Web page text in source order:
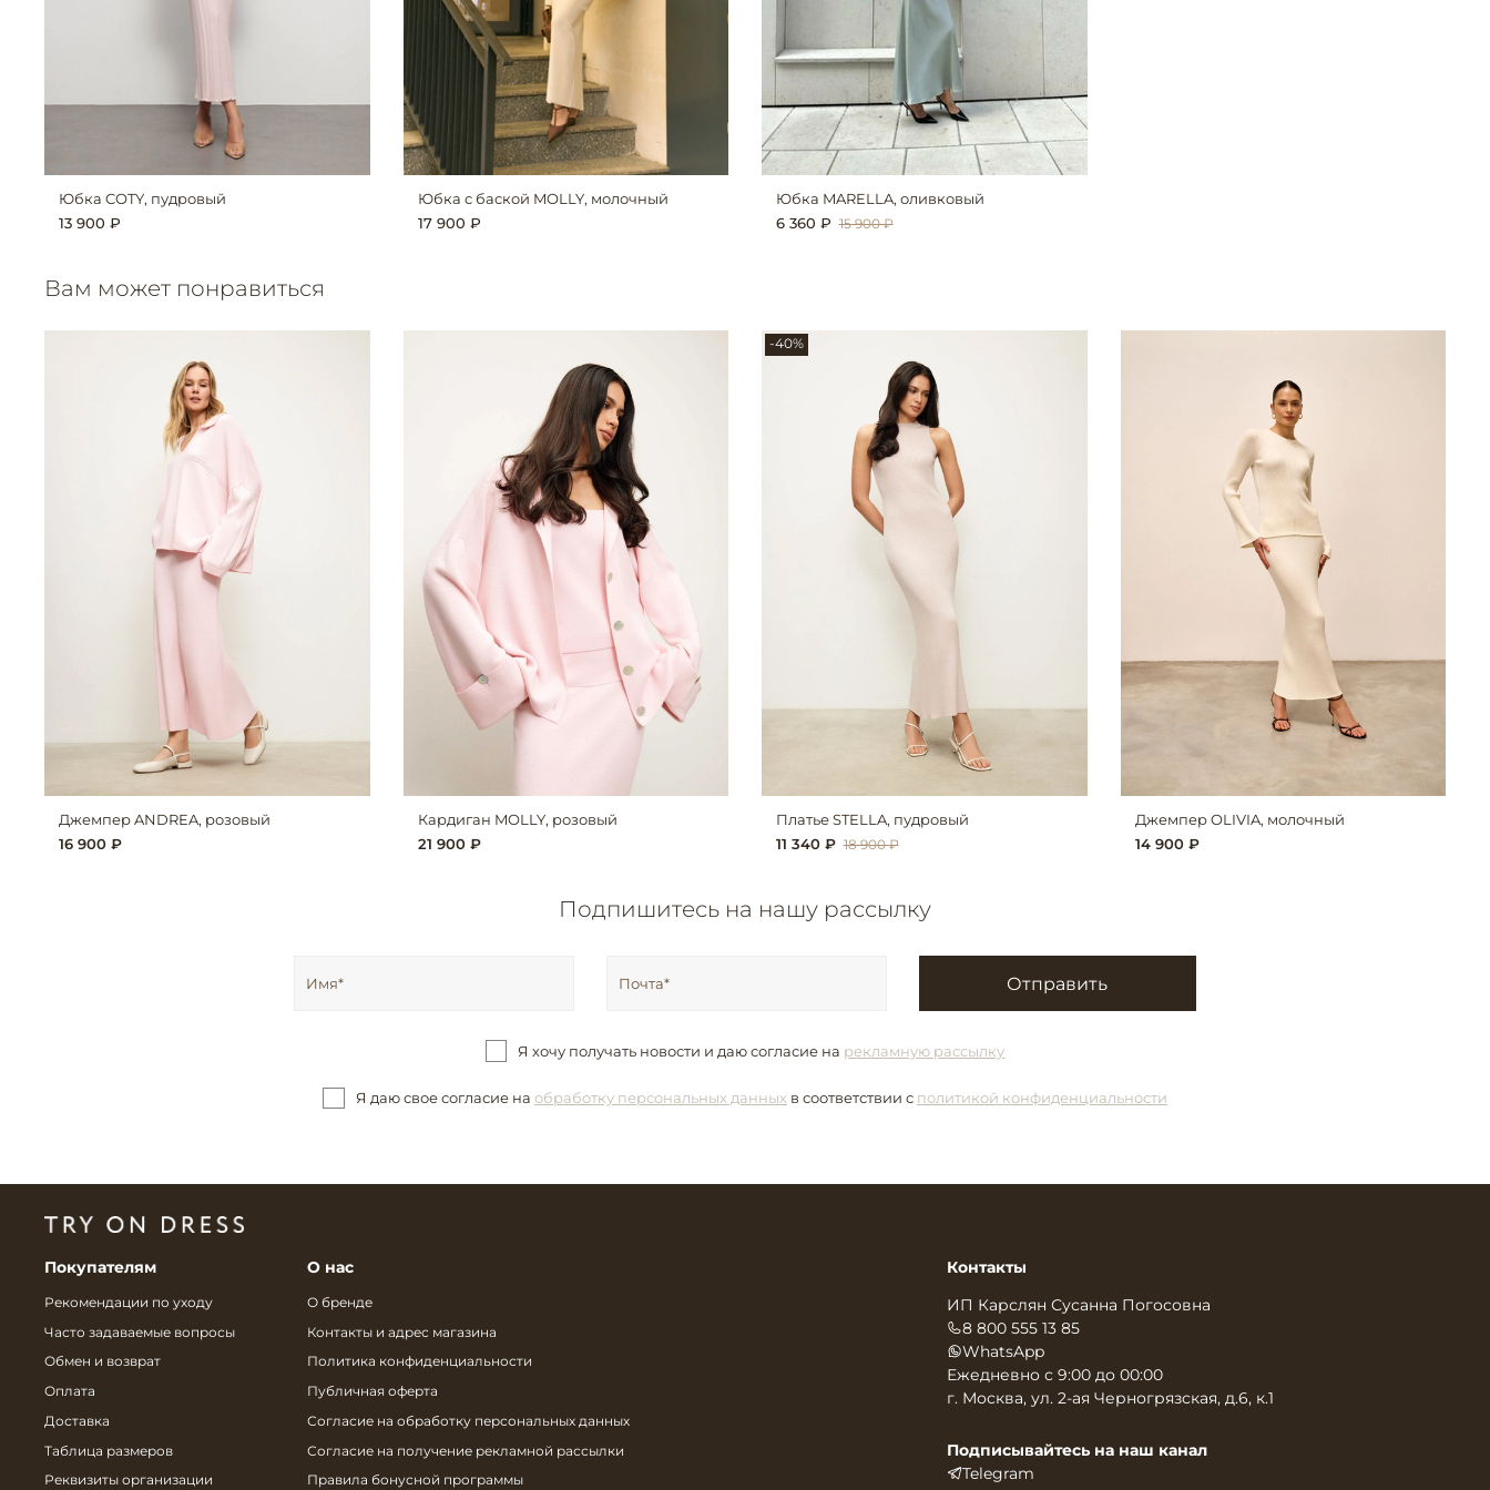
Юбка COTY, пудровый
13 900 ₽
Юбка с баской MOLLY, молочный
17 900 ₽
Юбка MARELLA, оливковый
6 360 ₽ 15 900 ₽
Вам может понравиться
Джемпер ANDREA, розовый
16 900 ₽
Кардиган MOLLY, розовый
21 900 ₽
-40%
Платье STELLA, пудровый
11 340 ₽ 18 900 ₽
Джемпер OLIVIA, молочный
14 900 ₽
Подпишитесь на нашу рассылку
Отправить
Я хочу получать новости и даю согласие на рекламную рассылку
Я даю свое согласие на обработку персональных данных в соответствии с политикой конфиденциальности
Покупателям
Рекомендации по уходу
Часто задаваемые вопросы
Обмен и возврат
Оплата
Доставка
Таблица размеров
Реквизиты организации
О нас
О бренде
Контакты и адрес магазина
Политика конфиденциальности
Публичная оферта
Согласие на обработку персональных данных
Согласие на получение рекламной рассылки
Правила бонусной программы
Контакты
ИП Карслян Сусанна Погосовна
8 800 555 13 85
WhatsApp
Ежедневно с 9:00 до 00:00
г. Москва, ул. 2-ая Черногрязская, д.6, к.1
Подписывайтесь на наш канал
Telegram